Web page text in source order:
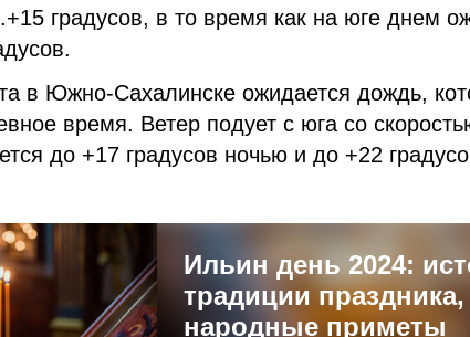
градусов, в то время как на юге днем
в Южно-Сахалинске ожидается дождь,
время. Ветер подует с юга со
до +17 градусов ночью и до +22
Ильин день 2024:
традиции праздника,
народные приметы